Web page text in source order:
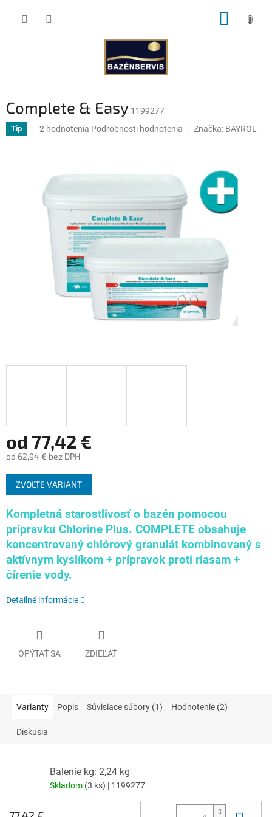
Complete & Easy 1199277
Tip
Priemerné
hviezdičiek.
2 hodnotenia Podrobnosti hodnotenia Značka: BAYROL
od 77,42 €
od 62,94 € bez DPH
Jednotková
cena:
ZVOĽTE VARIANT
Kompletná starostlivosť o bazén pomocou
prípravku Chlorine Plus. COMPLETE obsahuje
koncentrovaný chlórový granulát kombinovaný s
aktívnym kyslíkom + prípravok proti riasam +
čírenie vody.
Detailné informácie
OPÝTAŤ SA ZDIEĽAŤ
Varianty Popis Súvisiace súbory (1) Hodnotenie (2)
Diskusia
Balenie kg: 2,24 kg
Skladom (3 ks) | 1199277